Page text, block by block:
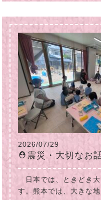
2026/07/29
⛑震災・大切なお
日本では、ときどき大
す。熊本では、大きな